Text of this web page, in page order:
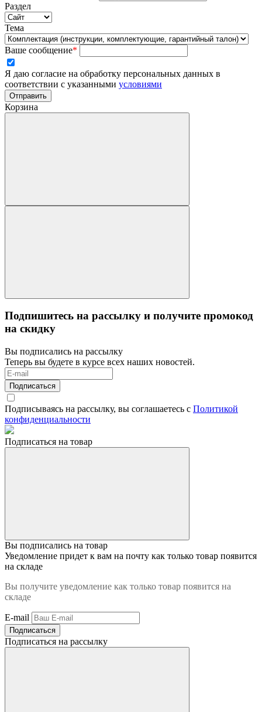
Раздел
Тема
Ваше сообщение*
Я даю согласие на обработку персональных данных в
соответствии с указанными условиями
Отправить
Корзина
Подпишитесь на рассылку и получите промокод
на скидку
Вы подписались на рассылку
Теперь вы будете в курсе всех наших новостей.
Подписаться
Подписываясь на рассылку, вы соглашаетесь с Политикой
конфиденциальности
Подписаться на товар
Вы подписались на товар
Уведомление придет к вам на почту как только товар появится
на складе
Вы получите уведомление как только товар появится на
складе
E-mail
Подписаться
Подписаться на рассылку